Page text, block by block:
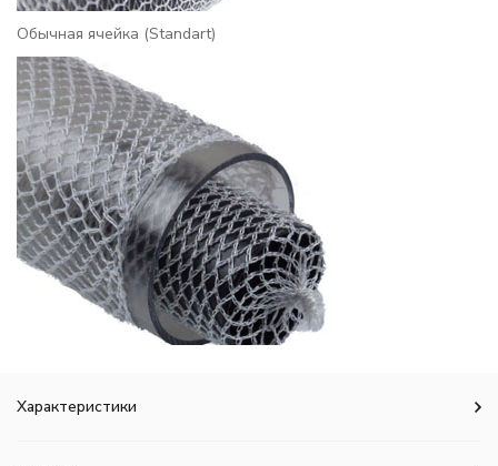
Обычная ячейка (Standart)
Характеристики